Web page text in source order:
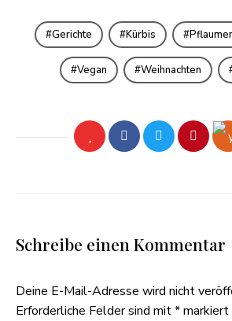
Gerichte Kürbis
Vegan Weihnachten
Schreibe einen Kommentar
Deine E-Mail-Adresse wird nicht
Erforderliche Felder sind mit*markiert